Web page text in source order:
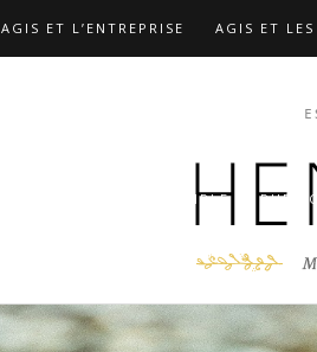
AGIS ET L’ENTREPRISE AGIS ET
PAGE D’EXEMPLE